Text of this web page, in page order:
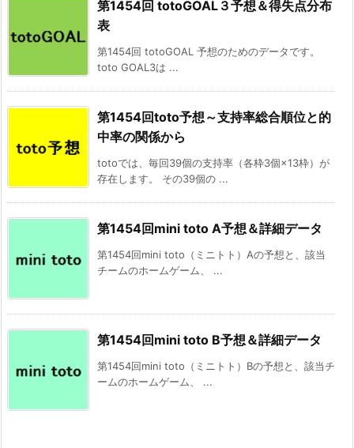
第1454回 totoGOAL３予想＆得失点分布
表
第1454回 totoGOAL 予想のためのデータです。
toto GOAL3は ...
第1454回toto予想～支持率総合順位と的
中率の関係から
totoでは、毎回39個の支持率（各枠3個×13枠）が
存在します。 その39個の ...
第1454回mini toto A予想＆詳細データ
第1454回mini toto（ミニトト）Aの予想と、該当
チームのホームゲーム、 ...
第1454回mini toto B予想＆詳細データ
第1454回mini toto（ミニトト）Bの予想と、該当チ
ームのホームゲーム、 ...